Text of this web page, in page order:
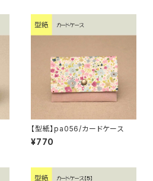
【型紙】pa056/カードケース
¥770